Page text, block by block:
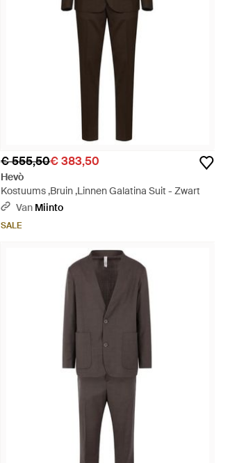
€ 555,50€ 383,50
Hevò
Kostuums ,Bruin ,Linnen Galatina Suit - Zwart
Van Miinto
SALE